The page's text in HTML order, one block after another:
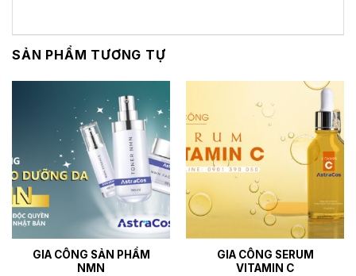
SẢN PHẨM TƯƠNG TỰ
GIA CÔNG SẢN PHẨM
NMN
GIA CÔNG SERUM
VITAMIN C